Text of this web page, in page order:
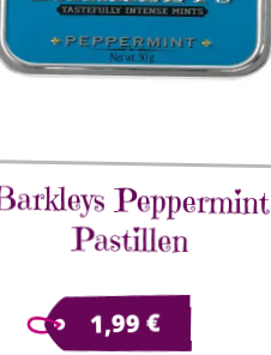
Peppermint
Pastillen
1,99€